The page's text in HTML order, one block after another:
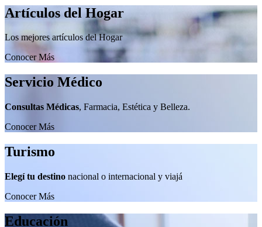
Artículos del Hogar
Los mejores artículos del Hogar
Conocer Más
Servicio Médico
Consultas Médicas, Farmacia, Estética y Belleza.
Conocer Más
Turismo
Elegí tu destino nacional o internacional y viajá
Conocer Más
Educación